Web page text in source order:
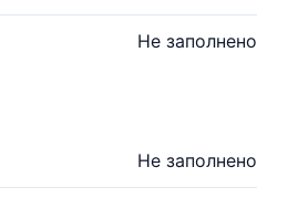
Не заполнено
Не заполнено